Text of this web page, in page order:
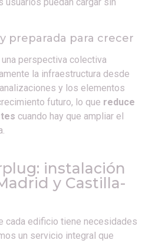
preparada para crecer
perspectiva colectiva
la infraestructura desde
y los elementos
futuro, lo que reduce
cuando hay que ampliar el
instalación
y Castilla-
cada edificio tiene necesidades
un servicio integral que